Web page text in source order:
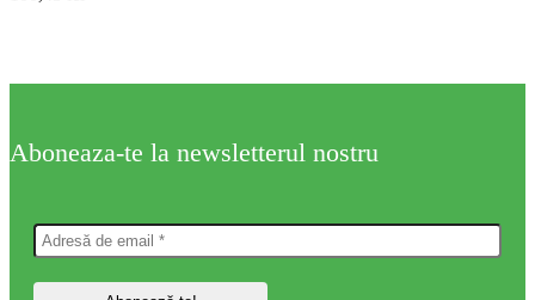
Aboneaza-te la newsletterul nostru